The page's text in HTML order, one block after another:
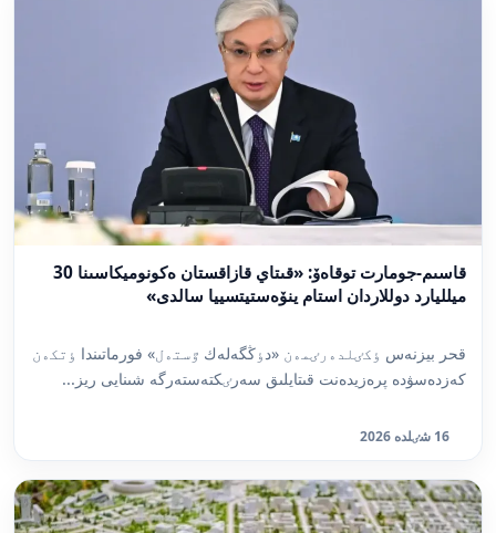
قاسىم-جومارت توقاەۆ: «قىتاي قازاقستان ەكونوميكاسىنا 30
ميلليارد دوللاردان استام ينۆەستيتسييا سالدى»
قحر بيزنەس ٶكٸلدەرٸمەن «دٶڭگەلەك ٷستەل» فورماتىندا ٶتكەن
كەزدەسۋدە پرەزيدەنت قىتايلىق سەرٸكتەستەرگە شىنايى ريز...
16 شٸلدە 2026